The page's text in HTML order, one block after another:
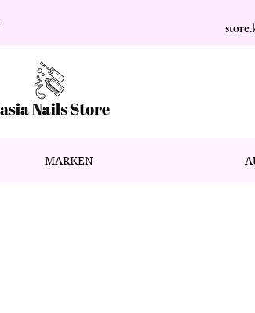
MARKEN